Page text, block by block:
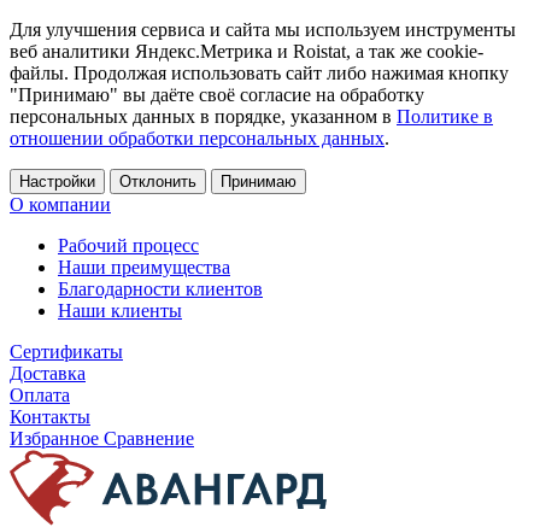
Для улучшения сервиса и сайта мы используем инструменты
веб аналитики Яндекс.Метрика и Roistat, а так же cookie-
файлы. Продолжая использовать сайт либо нажимая кнопку
"Принимаю" вы даёте своё согласие на обработку
персональных данных в порядке, указанном в Политике в
отношении обработки персональных данных.
Настройки Отклонить Принимаю
О компании
Рабочий процесс
Наши преимущества
Благодарности клиентов
Наши клиенты
Сертификаты
Доставка
Оплата
Контакты
Избранное Сравнение